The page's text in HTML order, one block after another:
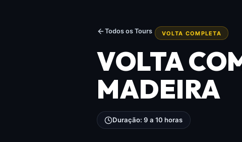
Todos os Tours VOLTA COMPLETA
VOLTA
MADEIRA
Duração: 9 a 10 horas